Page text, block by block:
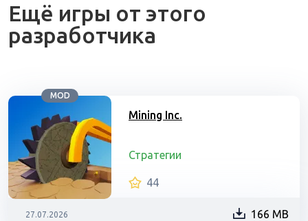
Ещё игры от этого
разработчика
MOD
Mining Inc.
Стратегии
44
27.07.2026
166 MB